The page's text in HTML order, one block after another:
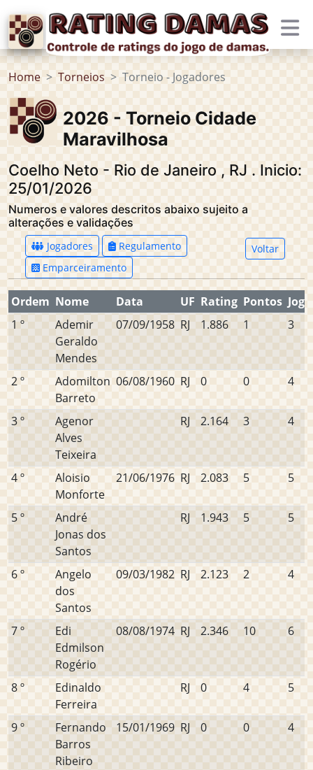
Home Torneios Torneio - Jogadores
2026 - Torneio Cidade
Maravilhosa
Coelho Neto - Rio de Janeiro , RJ . Inicio:
25/01/2026
Numeros e valores descritos abaixo sujeito a
alterações e validações
Jogadores
Regulamento
Emparceiramento
Voltar
Ordem Nome Data UF Rating Pontos
1 º
Ademir
Geraldo
Mendes
07/09/1958 RJ 1.886 1 3
2 º
Adomilton
Barreto
06/08/1960 RJ 0 0 4
3 º
Agenor
Alves
Teixeira
RJ 2.164 3 4
4 º
Aloisio
Monforte
21/06/1976 RJ 2.083 5 5
5 º
André
Jonas dos
Santos
RJ 1.943 5 5
6 º
Angelo
dos
Santos
09/03/1982 RJ 2.123 2 4
7 º
Edi
Edmilson
Rogério
08/08/1974 RJ 2.346 10 6
8 º
Edinaldo
Ferreira
RJ 0 4 5
9 º
Fernando
Barros
Ribeiro
15/01/1969 RJ 0 0 4